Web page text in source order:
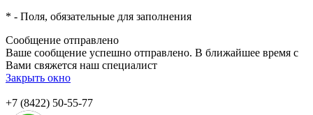
* - Поля, обязательные для заполнения
Сообщение отправлено
Ваше сообщение успешно отправлено. В ближайшее время с
Вами свяжется наш специалист
Закрыть окно
+7 (8422) 50-55-77